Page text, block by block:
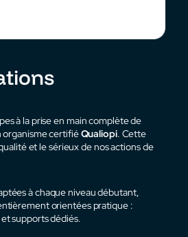
à la prise en main complète de
organisme certifiéQualiopi. Cette
et le sérieux de nos actions de
à chaque niveau débutant,
orientées pratique :
supports dédiés.